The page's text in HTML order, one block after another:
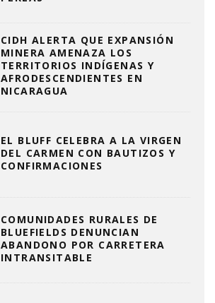
CIDH ALERTA QUE EXPANSIÓN
MINERA AMENAZA LOS
TERRITORIOS INDÍGENAS Y
AFRODESCENDIENTES EN
NICARAGUA
EL BLUFF CELEBRA A LA VIRGEN
DEL CARMEN CON BAUTIZOS Y
CONFIRMACIONES
COMUNIDADES RURALES DE
BLUEFIELDS DENUNCIAN
ABANDONO POR CARRETERA
INTRANSITABLE